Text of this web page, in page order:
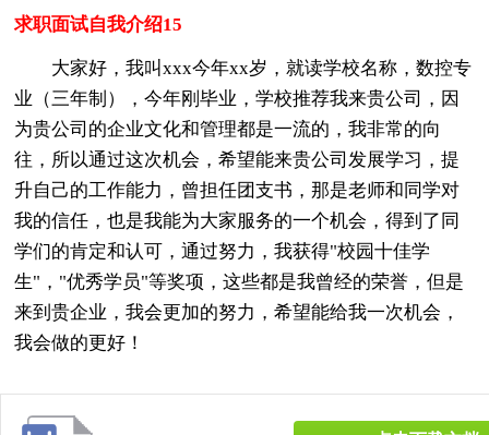
求职面试自我介绍15
大家好，我叫xxx今年xx岁，就读学校名称，数控专
业（三年制），今年刚毕业，学校推荐我来贵公司，因
为贵公司的企业文化和管理都是一流的，我非常的向
往，所以通过这次机会，希望能来贵公司发展学习，提
升自己的工作能力，曾担任团支书，那是老师和同学对
我的信任，也是我能为大家服务的一个机会，得到了同
学们的肯定和认可，通过努力，我获得"校园十佳学
生"，"优秀学员"等奖项，这些都是我曾经的荣誉，但是
来到贵企业，我会更加的努力，希望能给我一次机会，
我会做的更好！